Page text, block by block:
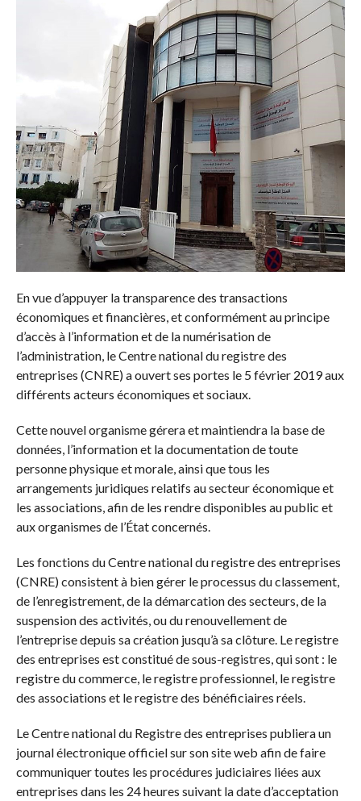
En vue d’appuyer la transparence des transactions
économiques et financières, et conformément au principe
d’accès à l’information et de la numérisation de
l’administration, le Centre national du registre des
entreprises (CNRE) a ouvert ses portes le 5 février 2019 aux
différents acteurs économiques et sociaux.
Cette nouvel organisme gérera et maintiendra la base de
données, l’information et la documentation de toute
personne physique et morale, ainsi que tous les
arrangements juridiques relatifs au secteur économique et
les associations, afin de les rendre disponibles au public et
aux organismes de l’État concernés.
Les fonctions du Centre national du registre des entreprises
(CNRE) consistent à bien gérer le processus du classement,
de l’enregistrement, de la démarcation des secteurs, de la
suspension des activités, ou du renouvellement de
l’entreprise depuis sa création jusqu’à sa clôture. Le registre
des entreprises est constitué de sous-registres, qui sont : le
registre du commerce, le registre professionnel, le registre
des associations et le registre des bénéficiaires réels.
Le Centre national du Registre des entreprises publiera un
journal électronique officiel sur son site web afin de faire
communiquer toutes les procédures judiciaires liées aux
entreprises dans les 24 heures suivant la date d’acceptation